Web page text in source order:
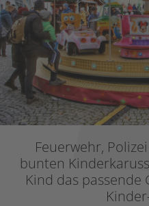
Feuerwehr,
bunten
Kind das passende